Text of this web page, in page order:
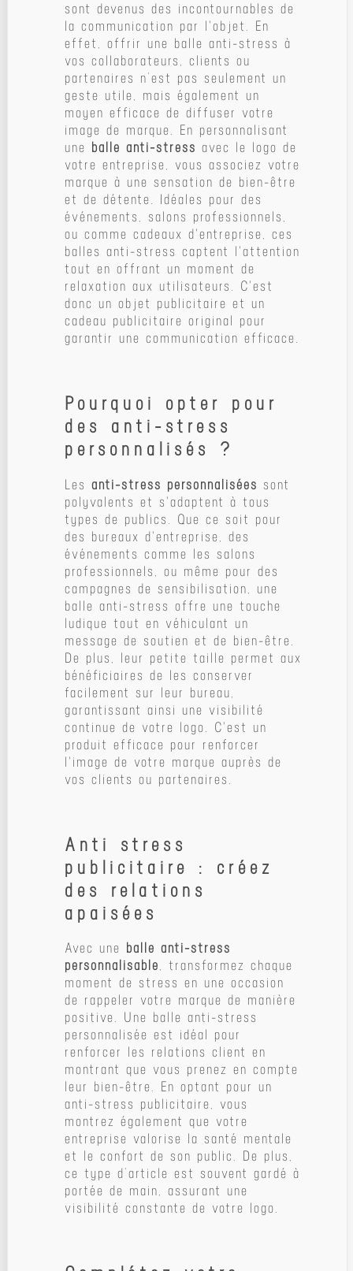
sont devenus des incontournables de
la communication par l'objet. En
effet, offrir une balle anti-stress à
vos collaborateurs, clients ou
partenaires n’est pas seulement un
geste utile, mais également un
moyen efficace de diffuser votre
image de marque. En personnalisant
une balle anti-stress avec le logo de
votre entreprise, vous associez votre
marque à une sensation de bien-être
et de détente. Idéales pour des
événements, salons professionnels,
ou comme cadeaux d'entreprise, ces
balles anti-stress captent l'attention
tout en offrant un moment de
relaxation aux utilisateurs. C'est
donc un objet publicitaire et un
cadeau publicitaire original pour
garantir une communication efficace.
Pourquoi opter pour
des anti-stress
personnalisés ?
Les anti-stress personnalisées sont
polyvalents et s'adaptent à tous
types de publics. Que ce soit pour
des bureaux d'entreprise, des
événements comme les salons
professionnels, ou même pour des
campagnes de sensibilisation, une
balle anti-stress offre une touche
ludique tout en véhiculant un
message de soutien et de bien-être.
De plus, leur petite taille permet aux
bénéficiaires de les conserver
facilement sur leur bureau,
garantissant ainsi une visibilité
continue de votre logo. C'est un
produit efficace pour renforcer
l'image de votre marque auprès de
vos clients ou partenaires.
Anti stress
publicitaire : créez
des relations
apaisées
Avec une balle anti-stress
personnalisable, transformez chaque
moment de stress en une occasion
de rappeler votre marque de manière
positive. Une balle anti-stress
personnalisée est idéal pour
renforcer les relations client en
montrant que vous prenez en compte
leur bien-être. En optant pour un
anti-stress publicitaire, vous
montrez également que votre
entreprise valorise la santé mentale
et le confort de son public. De plus,
ce type d’article est souvent gardé à
portée de main, assurant une
visibilité constante de votre logo.